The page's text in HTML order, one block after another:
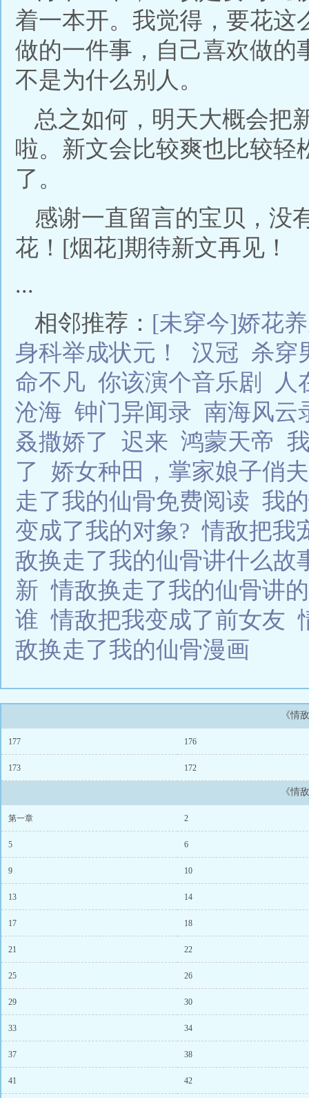
着一本开。我觉得，要花这
做的一件事，自己喜欢做的
不是为什么别人。
总之如何，明天大概会把
啦。新文会比较爽也比较轻
了。
感谢一直留言的宝贝，没
花！[烟花]期待新文再见！
...
相邻推荐： [未穿今]娇花
身科举成状元！
汉冠 杀穿
命不凡 你该演个音乐剧
人
沧海 钟门异闻录 南海风云
叒撒娇了
迟来 鸿蒙天帝
了
娇女种田，掌家娘子俏
走了我的仙骨免费阅读 我
变成了我的对象?情敌把
敌换走了我的仙骨讲什么
新情敌换走了我的仙骨讲
谁情敌把我变成了前女友
敌换走了我的仙骨漫画
《情
177 176
173 172
《情
第一章 2
5 6
9 10
13 14
17 18
21 22
25 26
29 30
33 34
37 38
41 42